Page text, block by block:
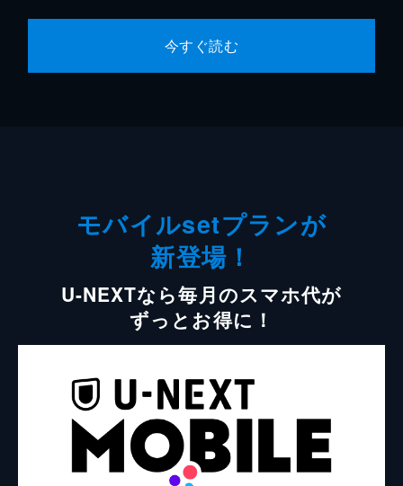
今すぐ読む
モバイルsetプランが
新登場！
U-NEXTなら毎月のスマホ代が
ずっとお得に！